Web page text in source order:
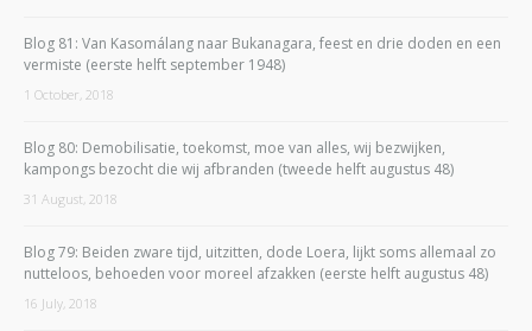
Blog 81: Van Kasomálang naar Bukanagara, feest en drie doden en een
vermiste (eerste helft september 1948)
1 October, 2018
Blog 80: Demobilisatie, toekomst, moe van alles, wij bezwijken,
kampongs bezocht die wij afbranden (tweede helft augustus 48)
31 August, 2018
Blog 79: Beiden zware tijd, uitzitten, dode Loera, lijkt soms allemaal zo
nutteloos, behoeden voor moreel afzakken (eerste helft augustus 48)
16 July, 2018